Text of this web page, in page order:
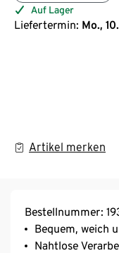
Auf Lager
Liefertermin: Mo.,
Artikel merken
Bestellnummer:
Bequem, weich
Nahtlose